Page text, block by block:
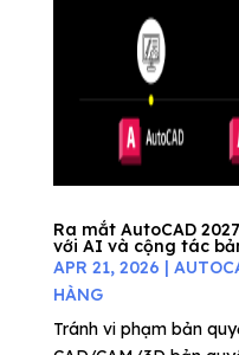
Ra mắt AutoCAD
với AI và cộng tác
APR 21, 2026 |
HÀNG
Tránh vi phạm bản